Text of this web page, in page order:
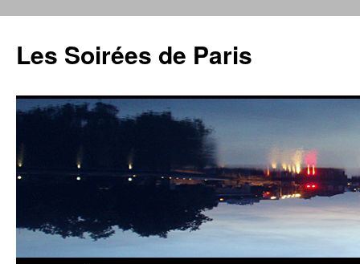
contenu
Les Soirées de Paris